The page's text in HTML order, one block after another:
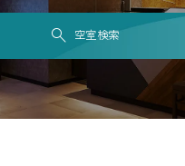
空室検索